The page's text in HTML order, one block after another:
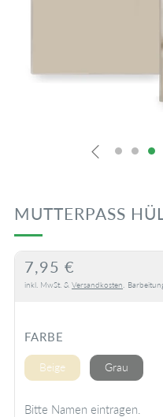
MUTTERPASS
NORMALER
PREIS
7,95 €
inkl. MwSt. & Versandkosten
FARBE
Beige Grau
Bitte Namen eintragen.